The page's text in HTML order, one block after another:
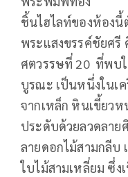
ชิ้นไฮไลท์ของห้องนี้
พระแสงขรรค์ชัยศ
ศตวรรษที่ 20 ที่พบ
บูรณะ เป็นหนึ่งในเ
จากเหล็ก หินเขี้ยว
ประดับด้วยลวดลาย
ลายดอกไม้สามกลีบ
ใบไม้สามเหลี่ยม ซึ่